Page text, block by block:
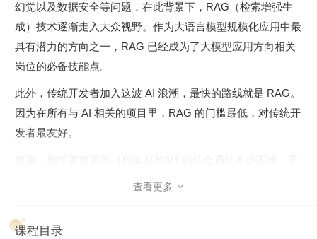
幻觉以及数据安全等问题，在此背景下，RAG（检索增强生
成）技术逐渐走入大众视野。作为大语言模型规模化应用中最
具有潜力的方向之一，RAG 已经成为了大模型应用方向相关
岗位的必备技能点。
此外，传统开发者加入这波 AI 浪潮，最快的路线就是 RAG。
因为在所有与 AI 相关的项目里，RAG 的门槛最低，对传统开
发者最友好。
值，寻求相关支持？
查看更多 
课程目录